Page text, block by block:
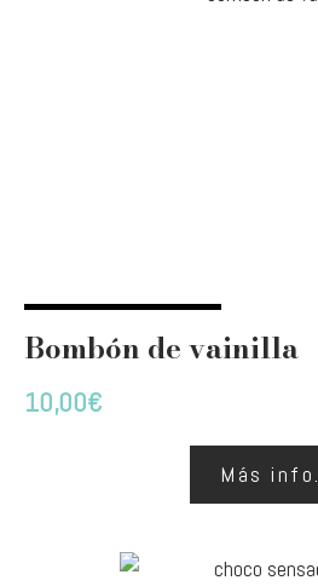
Bombón de vainilla
10,00€
Más info.